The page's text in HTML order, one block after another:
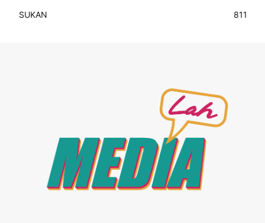
SUKAN
811